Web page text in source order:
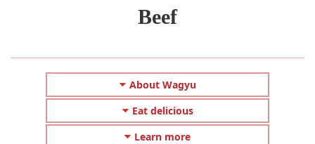
Beef
About Wagyu
Eat delicious
Learn more